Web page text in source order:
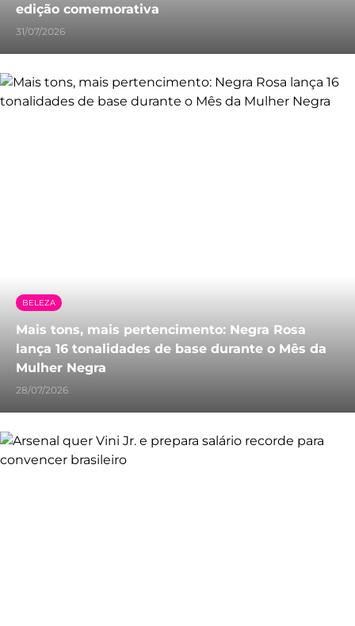
edição comemorativa
31/07/2026
BELEZA
Mais tons, mais pertencimento: Negra Rosa
lança 16 tonalidades de base durante o Mês da
Mulher Negra
28/07/2026